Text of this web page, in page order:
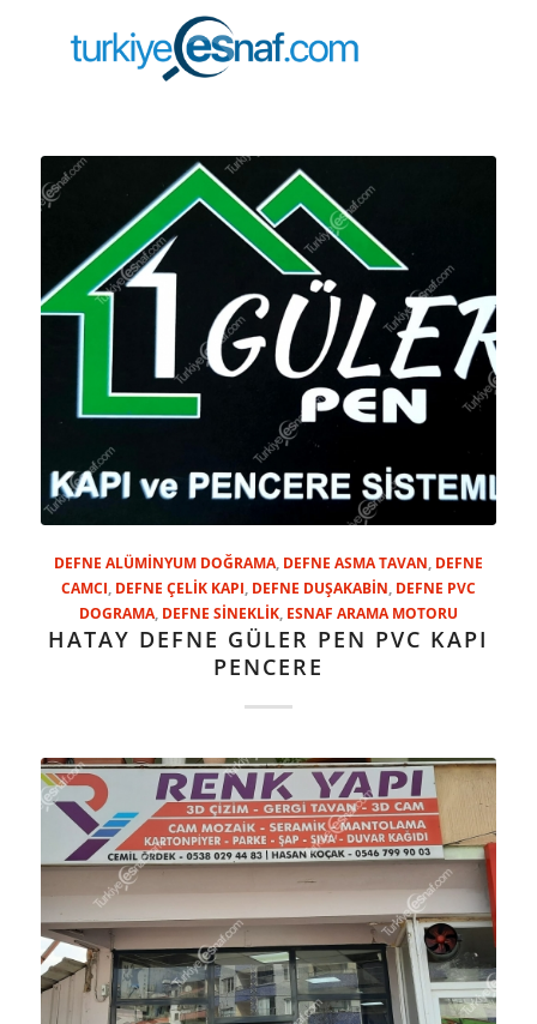
DEFNE ALÜMİNYUM DOĞRAMA, DEFNE ASMA TAVAN DEFNE
CAMCI DEFNE ÇELİK KAPI DEFNE DUŞAKABİN DEFNE PVC
DOGRAMA, DEFNE SİNEKLİK, ESNAF ARAMA MOTORU
HATAY DEFNE GÜLER PEN PVC KAPI
PENCERE